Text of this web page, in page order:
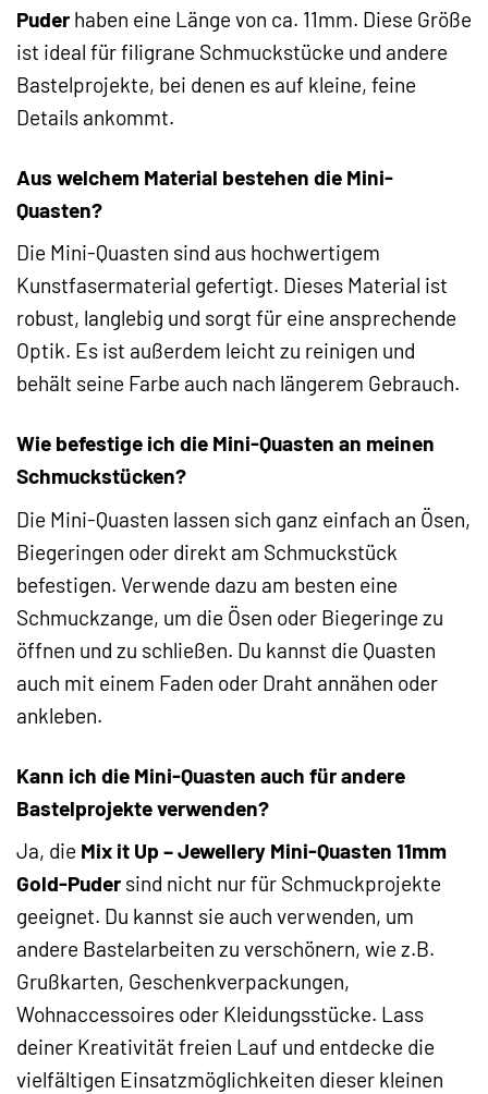
Puder haben eine Länge von ca. 11mm. Diese Größe
ist ideal für filigrane Schmuckstücke und andere
Bastelprojekte, bei denen es auf kleine, feine
Details ankommt.
Aus welchem Material bestehen die Mini-
Quasten?
Die Mini-Quasten sind aus hochwertigem
Kunstfasermaterial gefertigt. Dieses Material ist
robust, langlebig und sorgt für eine ansprechende
Optik. Es ist außerdem leicht zu reinigen und
behält seine Farbe auch nach längerem Gebrauch.
Wie befestige ich die Mini-Quasten an meinen
Schmuckstücken?
Die Mini-Quasten lassen sich ganz einfach an Ösen,
Biegeringen oder direkt am Schmuckstück
befestigen. Verwende dazu am besten eine
Schmuckzange, um die Ösen oder Biegeringe zu
öffnen und zu schließen. Du kannst die Quasten
auch mit einem Faden oder Draht annähen oder
ankleben.
Kann ich die Mini-Quasten auch für andere
Bastelprojekte verwenden?
Ja, die Mix it Up – Jewellery Mini-Quasten 11mm
Gold-Puder sind nicht nur für Schmuckprojekte
geeignet. Du kannst sie auch verwenden, um
andere Bastelarbeiten zu verschönern, wie z.B.
Grußkarten, Geschenkverpackungen,
Wohnaccessoires oder Kleidungsstücke. Lass
deiner Kreativität freien Lauf und entdecke die
vielfältigen Einsatzmöglichkeiten dieser kleinen